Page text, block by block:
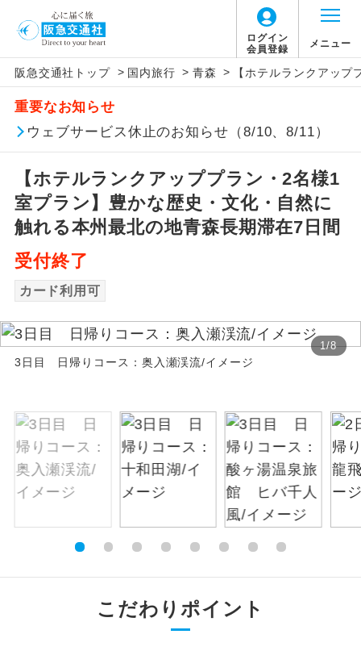
ログイン
会員登録
メニュー
阪急交通社トップ > 国内旅行 > 青森 > 【ホテルランクアッ
重要なお知らせ
ウェブサービス休止のお知らせ（8/10、8/11）
【ホテルランクアッププラン・2名様1
室プラン】豊かな歴史・文化・自然に
触れる本州最北の地青森長期滞在7日間
受付終了
カード利用可
1/8
3日目 日帰りコース：奥入瀬渓流/イメージ
こだわりポイント
アイコン 説明
添乗員同行
往路出発空港（駅）から復路到着空港
（駅）まで同行します。
現地添乗員同
行
現地到着空港（駅）から最終日出発空港
（駅）まで添乗員が同行します。
バスガイド乗
務
バスガイドが乗務し、車内での観光案内
新コース
世界遺産
ユネスコに登録されている文化遺産や自
温泉 温泉地にも宿泊するコースです。
露天風呂
ご宿泊ホテルに露天風呂が付いていま
す。
大浴場
く）